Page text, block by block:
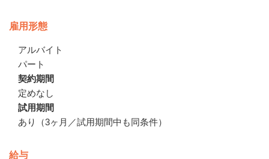
雇用形態
アルバイト
パート
契約期間
定めなし
試用期間
あり（3ヶ月／試用期間中も同条件）
給与